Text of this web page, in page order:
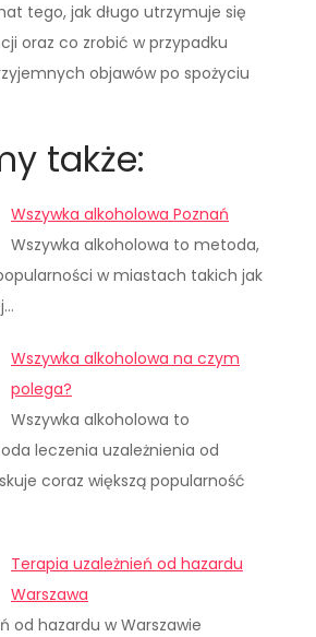
tego, jak długo utrzymuje się
oraz co zrobić w przypadku
objawów po spożyciu
także:
Wszywka alkoholowa Poznań
Wszywka alkoholowa to metoda,
w miastach takich jak
Wszywka alkoholowa na czym
polega?
Wszywka alkoholowa to
leczenia uzależnienia od
coraz większą popularność
Terapia uzależnień od hazardu
Warszawa
od hazardu w Warszawie